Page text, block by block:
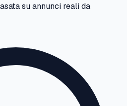
su annunci reali da